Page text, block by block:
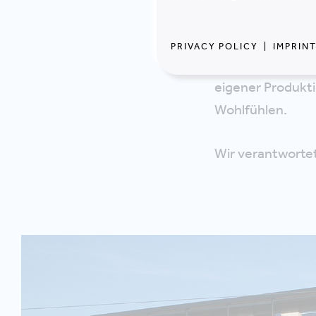
im Holzbau, ein
sichtbar
eigener
Wohlfühlen.
Wir
PRIVACY POLICY IMPRINT